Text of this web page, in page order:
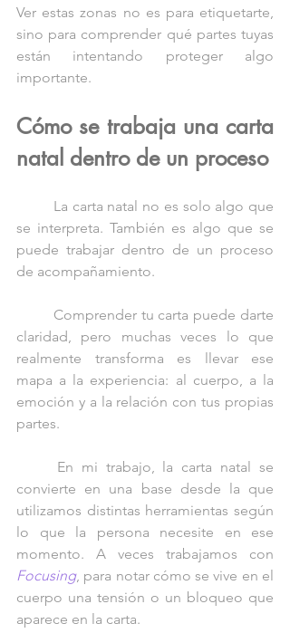
Ver estas zonas no es para etiquetarte,
sino para comprender qué partes tuyas
están intentando proteger algo
importante.
Cómo se trabaja una carta
natal dentro de un proceso
se interpreta. También es algo que se
puede trabajar dentro de un proceso
de acompañamiento.
claridad, pero muchas veces lo que
realmente transforma es llevar ese
mapa a la experiencia: al cuerpo, a la
emoción y a la relación con tus propias
partes.
convierte en una base desde la que
utilizamos distintas herramientas según
lo que la persona necesite en ese
Focusing, para notar cómo se vive en el
cuerpo una tensión o un bloqueo que
aparece en la carta.